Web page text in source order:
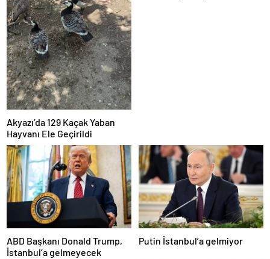
Akyazı’da 129 Kaçak Yaban
Hayvanı Ele Geçirildi
ABD Başkanı Donald Trump,
İstanbul’a gelmeyecek
Putin İstanbul’a gelmiyor